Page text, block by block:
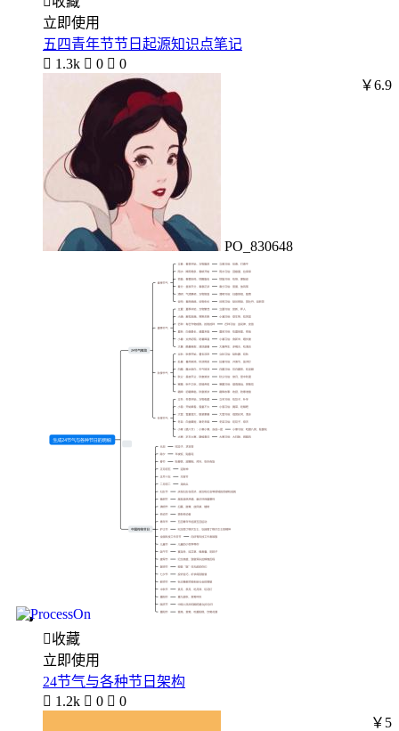
立即使用
五四青年节节日起源知识点笔记
 1.3k  0  0
PO_830648
￥6.9
收藏
立即使用
24节气与各种节日架构
 1.2k  0  0
￥5